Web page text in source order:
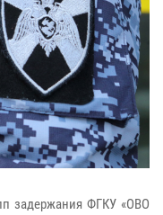
задержания ФГКУ «ОВО